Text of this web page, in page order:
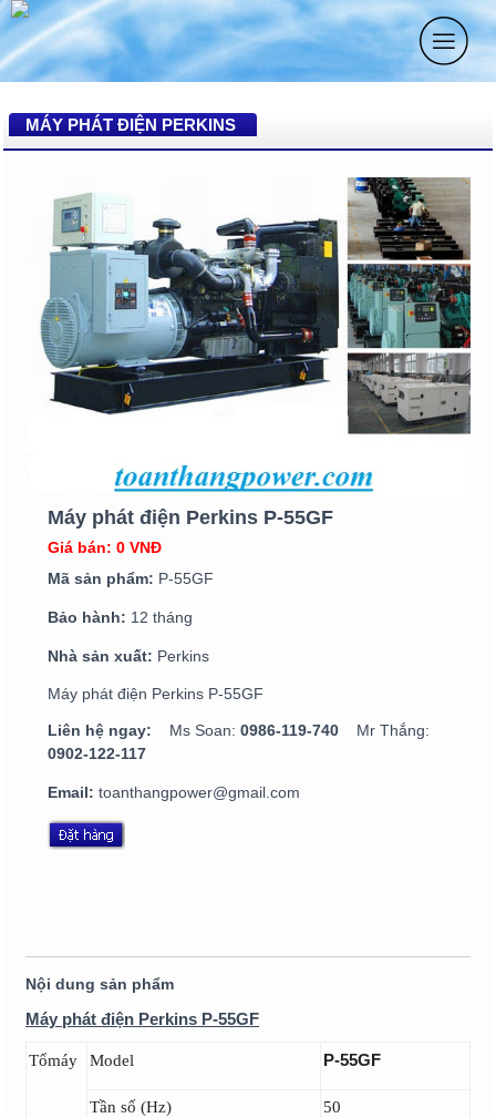
MÁY PHÁT ĐIỆN PERKINS
Máy phát điện Perkins P-55GF
Giá bán: 0 VNĐ
Mã sản phẩm: P-55GF
Bảo hành: 12 tháng
Nhà sản xuất: Perkins
Máy phát điện Perkins P-55GF
Liên hệ ngay: Ms Soan: 0986-119-740 Mr Thắng:
0902-122-117
Email: toanthangpower@gmail.com
Nội dung sản phẩm
Máy phát điện Perkins P-55GF
Tổmáy Model P-55GF
Tần số (Hz) 50